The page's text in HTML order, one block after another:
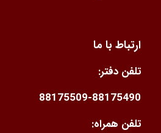
ارتباط با ما
تلفن دفتر:
88175509-88175490
تلفن همراه: